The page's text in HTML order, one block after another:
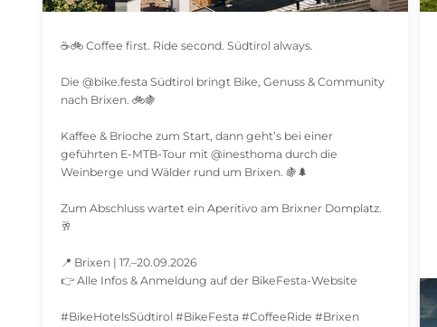
☕️🚲 Coffee first. Ride second. Südtirol always.
Die @bike.festa Südtirol bringt Bike, Genuss & Community
nach Brixen. 🚲🍇
Kaffee & Brioche zum Start, dann geht’s bei einer
geführten E-MTB-Tour mit @inesthoma durch die
Weinberge und Wälder rund um Brixen. 🍇🌲
Zum Abschluss wartet ein Aperitivo am Brixner Domplatz.
🥂
📍 Brixen | 17.–20.09.2026
👉 Alle Infos & Anmeldung auf der BikeFesta-Website
#BikeHotelsSüdtirol #BikeFesta #CoffeeRide #Brixen